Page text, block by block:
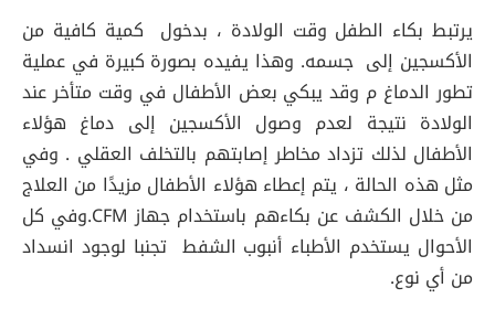
يرتبط بكاء الطفل وقت الولادة ، بدخول كمية كافية من
الأكسجين إلى جسمه. وهذا يفيده بصورة كبيرة في عملية
تطور الدماغ م وقد يبكي بعض الأطفال في وقت متأخر عند
الولادة نتيجة لعدم وصول الأكسجين إلى دماغ هؤلاء
الأطفال لذلك تزداد مخاطر إصابتهم بالتخلف العقلي . وفي
مثل هذه الحالة ، يتم إعطاء هؤلاء الأطفال مزيدًا من العلاج
من خلال الكشف عن بكاءهم باستخدام جهاز CFM.وفي كل
الأحوال يستخدم الأطباء أنبوب الشفط تجنبا لوجود انسداد
من أي نوع.